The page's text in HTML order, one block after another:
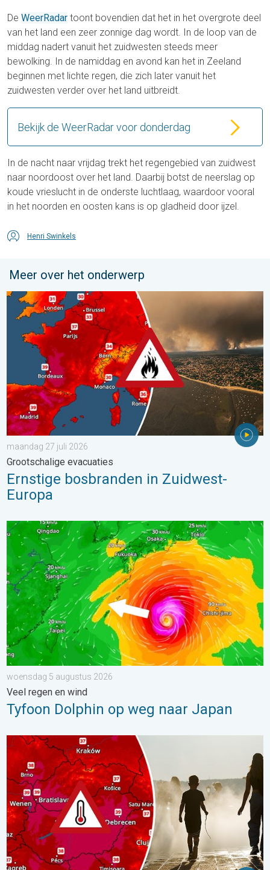
De WeerRadar toont bovendien dat het in het overgrote deel
van het land een zeer zonnige dag wordt. In de loop van de
middag nadert vanuit het zuidwesten steeds meer
bewolking. In de namiddag en avond kan het in Zeeland
beginnen met lichte regen, die zich later vanuit het
zuidwesten verder over het land uitbreidt.
Bekijk de WeerRadar voor donderdag
In de nacht naar vrijdag trekt het regengebied van zuidwest
naar noordoost over het land. Daarbij botst de neerslag op
koude vrieslucht in de onderste luchtlaag, waardoor vooral
in het noorden en oosten kans is op gladheid door ijzel.
Henri Swinkels
Meer over het onderwerp
Ernstige bosbranden in Zuidwest-Europa. Grootschalige
maandag 27 juli 2026
Grootschalige evacuaties
Ernstige bosbranden in Zuidwest-
Europa
Tyfoon Dolphin op weg naar Japan. Veel regen en wind. . .
woensdag 5 augustus 2026
Veel regen en wind
Tyfoon Dolphin op weg naar Japan
Extreme hitte in Oost-Europa. Tot ruim 40 graden. . . dinsdag